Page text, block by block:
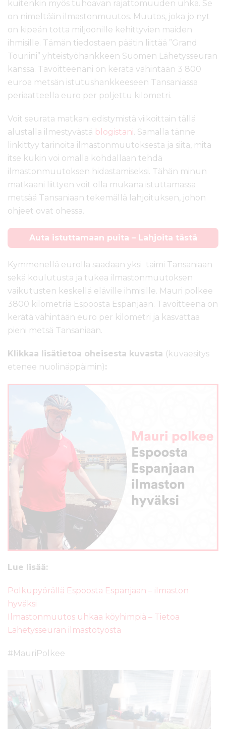
kuitenkin myös tuhoavan rajattomuuden uhka. Se
on nimeltään ilmastonmuutos. Muutos, joka jo nyt
on kipeän totta miljoonille kehittyvien maiden
ihmisille. Tämän tiedostaen päätin liittää ”Grand
Touriini” yhteistyöhankkeen Suomen Lähetysseuran
kanssa. Tavoitteenani on kerätä vähintään 3 800
euroa metsän istutushankkeeseen Tansaniassa
periaatteella euro per poljettu kilometri.
Voit seurata matkani edistymistä viikoittain tällä
alustalla ilmestyvästä blogistani. Samalla tänne
linkittyy tarinoita ilmastonmuutoksesta ja siitä, mitä
itse kukin voi omalla kohdallaan tehdä
ilmastonmuutoksen hidastamiseksi. Tähän minun
matkaani liittyen voit olla mukana istuttamassa
metsää Tansaniaan tekemällä lahjoituksen, johon
ohjeet ovat ohessa.
Auta istuttamaan puita – Lahjoita tästä
Kymmenellä eurolla saadaan yksi taimi Tansaniaan
sekä koulutusta ja tukea ilmastonmuutoksen
vaikutusten keskellä eläville ihmisille. Mauri polkee
3800 kilometriä Espoosta Espanjaan. Tavoitteena on
kerätä vähintään euro per kilometri ja kasvattaa
pieni metsä Tansaniaan.
Klikkaa lisätietoa oheisesta kuvasta (kuvaesitys
etenee nuolinäppäimin):
Lue lisää:
Polkupyörällä Espoosta Espanjaan – ilmaston
hyväksi
Ilmastonmuutos uhkaa köyhimpiä – Tietoa
Lähetysseuran ilmastotyöstä
#MauriPolkee